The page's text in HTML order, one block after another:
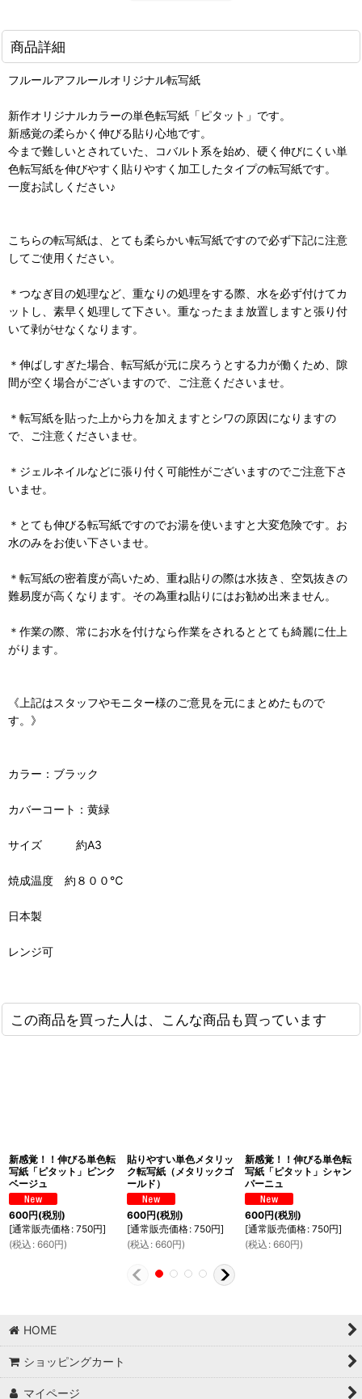
商品詳細
フルールアフルールオリジナル転写紙
新作オリジナルカラーの単色転写紙「ピタット」です。
新感覚の柔らかく伸びる貼り心地です。
今まで難しいとされていた、コバルト系を始め、硬く伸びにくい単
色転写紙を伸びやすく貼りやすく加工したタイプの転写紙です。
一度お試しください♪
こちらの転写紙は、とても柔らかい転写紙ですので必ず下記に注意
してご使用ください。
＊つなぎ目の処理など、重なりの処理をする際、水を必ず付けてカ
ットし、素早く処理して下さい。重なったまま放置しますと張り付
いて剥がせなくなります。
＊伸ばしすぎた場合、転写紙が元に戻ろうとする力が働くため、隙
間が空く場合がございますので、ご注意くださいませ。
＊転写紙を貼った上から力を加えますとシワの原因になりますの
で、ご注意くださいませ。
＊ジェルネイルなどに張り付く可能性がございますのでご注意下さ
いませ。
＊とても伸びる転写紙ですのでお湯を使いますと大変危険です。お
水のみをお使い下さいませ。
＊転写紙の密着度が高いため、重ね貼りの際は水抜き、空気抜きの
難易度が高くなります。その為重ね貼りにはお勧め出来ません。
＊作業の際、常にお水を付けなら作業をされるととても綺麗に仕上
がります。
《上記はスタッフやモニター様のご意見を元にまとめたもので
す。》
カラー：ブラック
カバーコート：黄緑
サイズ 約A3
焼成温度 約８００℃
日本製
レンジ可
この商品を買った人は、こんな商品も買っています
新感覚！！伸びる単色転
写紙「ピタット」ピンク
ベージュ
600円(税別)
[通常販売価格: 750円]
(税込 : 660円)
貼りやすい単色メタリッ
ク転写紙（メタリックゴ
ールド）
600円(税別)
[通常販売価格: 750円]
(税込 : 660円)
新感覚！！伸びる単色転
写紙「ピタット」シャン
パーニュ
600円(税別)
[通常販売価格: 750円]
(税込 : 660円)
HOME
ショッピングカート
マイページ